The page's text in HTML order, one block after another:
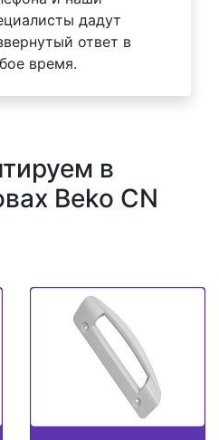
дадут
ответ в
время.
в
Beko CN